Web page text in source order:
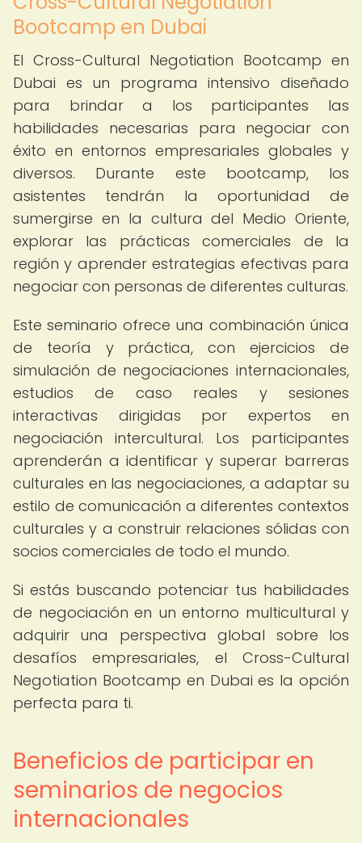
Bootcamp en Dubai
El Cross-Cultural Negotiation Bootcamp en
Dubai es un programa intensivo diseñado
para brindar a los participantes las
habilidades necesarias para negociar con
éxito en entornos empresariales globales y
diversos. Durante este bootcamp, los
asistentes tendrán la oportunidad de
sumergirse en la cultura del Medio Oriente,
explorar las prácticas comerciales de la
región y aprender estrategias efectivas para
negociar con personas de diferentes culturas.
Este seminario ofrece una combinación única
de teoría y práctica, con ejercicios de
simulación de negociaciones internacionales,
estudios de caso reales y sesiones
interactivas dirigidas por expertos en
negociación intercultural. Los participantes
aprenderán a identificar y superar barreras
culturales en las negociaciones, a adaptar su
estilo de comunicación a diferentes contextos
culturales y a construir relaciones sólidas con
socios comerciales de todo el mundo.
Si estás buscando potenciar tus habilidades
de negociación en un entorno multicultural y
adquirir una perspectiva global sobre los
desafíos empresariales, el Cross-Cultural
Negotiation Bootcamp en Dubai es la opción
perfecta para ti.
Beneficios de participar en
seminarios de negocios
internacionales